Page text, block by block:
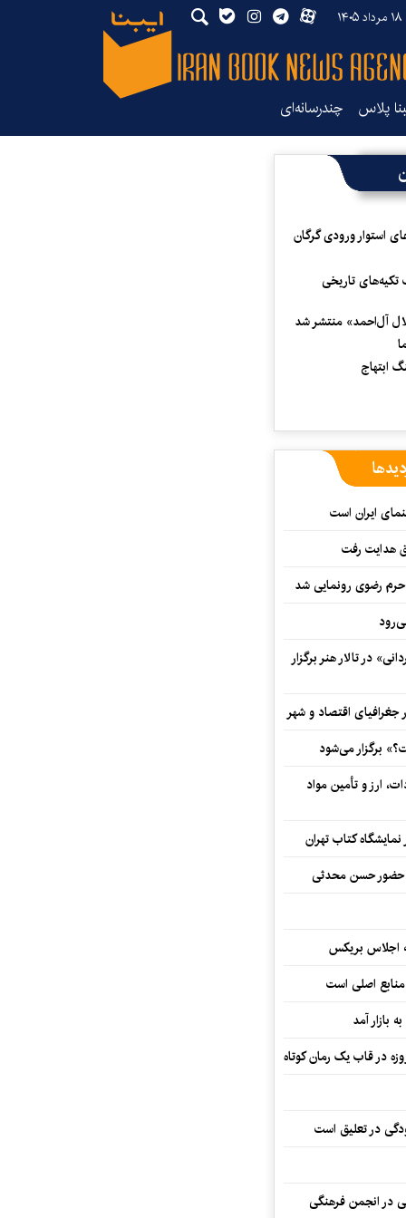
پلاس چندرسانه‌ای
استوار ورودی گرگان
تکیه‌های تاریخی
آل‌احمد» منتشر شد
ابتهاج
ایران است
هدایت رفت
حرم رضوی رونمایی شد
در تالار هنر برگزار
اقتصاد و شهر
برگزار می‌شود
ارز و تأمین مواد
کتاب تهران
حضور حسن محدثی
اجلاس بریکس
منابع اصلی است
بازار آمد
در تعلیق است
در انجمن فرهنگی